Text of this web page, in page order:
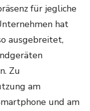
für jegliche
hat
ausgebreitet,
Zu
am
und am